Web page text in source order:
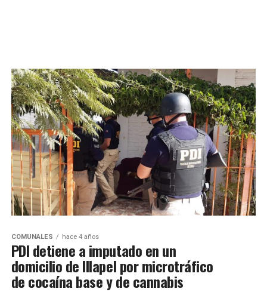
COMUNALES hace 4 años
PDI detiene a imputado en un
domicilio de Illapel por microtráfico
de cocaína base y de cannabis